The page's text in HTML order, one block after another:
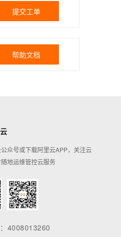
提交工单
帮助文档